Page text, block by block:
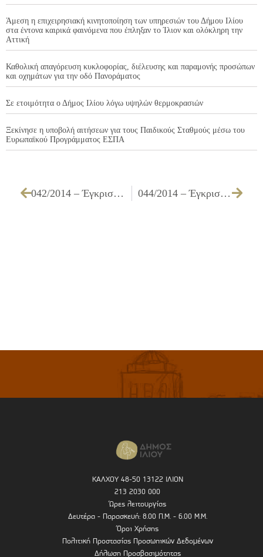
Άμεση η επιχειρησιακή κινητοποίηση των υπηρεσιών του Δήμου Ιλίου
στα έντονα καιρικά φαινόμενα που έπληξαν το Ίλιον και ολόκληρη την
Αττική
Καθολική απαγόρευση κυκλοφορίας, διέλευσης και παραμονής προσώπων
και οχημάτων για την οδό Πανοράματος
Σε ετοιμότητα ο Δήμος Ιλίου λόγω υψηλών θερμοκρασιών
Ξεκίνησε η υποβολή αιτήσεων για τους Παιδικούς Σταθμούς μέσω του
Ευρωπαϊκού Προγράμματος ΕΣΠΑ
042/2014 – Έγκριση πίστωσης και τεχνικών προδιαγραφών που αφορά την εργασία «Ετήσιο Συμβόλαιο συντήρησης και Τεχνικής Υποστήριξης του Προγράμματος διαχείρισης οχημάτων του Δήμου μας» 044/2014 – Έγκριση πίστωσης και τεχνικών προδιαγραφών για την «Προμήθεια εξοπλισμού αναμεταδότη Dual Band».
ΚΑΛΧΟΥ 48-50 13122 ΙΛΙΟΝ
213 2030 000
Ώρες λειτουργίας
Δευτέρα - Παρασκευή: 8.00 Π.Μ. - 6.00 Μ.Μ.
Όροι Χρήσης
Πολιτική Προστασίας Προσωπικών Δεδομένων
Δήλωση Προσβασιμότητας